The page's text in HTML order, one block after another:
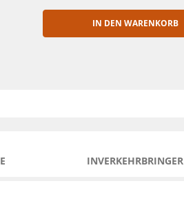
IN DEN WARENKORB
INVERKEHRBRINGER